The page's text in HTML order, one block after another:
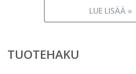
LUE LISÄÄ »
TUOTEHAKU